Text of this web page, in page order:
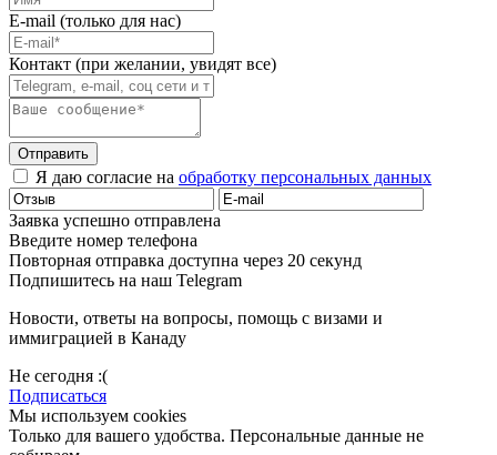
E-mail (только для нас)
Контакт (при желании, увидят все)
Отправить
Я даю согласие на обработку персональных данных
Заявка успешно отправлена
Введите номер телефона
Повторная отправка доступна через 20 секунд
Подпишитесь на наш Telegram
Новости, ответы на вопросы, помощь с визами и
иммиграцией в Канаду
Не сегодня :(
Подписаться
Мы используем cookies
Только для вашего удобства. Персональные данные не